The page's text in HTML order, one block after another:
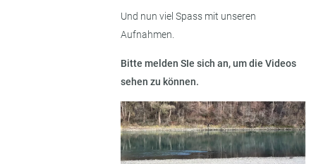
Und nun viel Spass mit unseren
Aufnahmen.
Bitte melden SIe sich an, um die Videos
sehen zu können.